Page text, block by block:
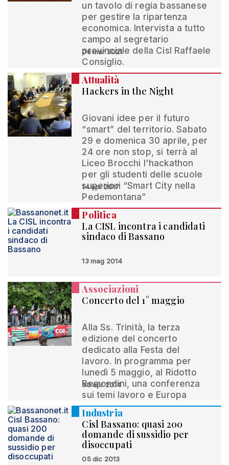
un tavolo di regia bassanese
per gestire la ripartenza
economica. Intervista a tutto
campo al segretario
provinciale della Cisl Raffaele
Consiglio.
06 mar 2021
Attualità
Hackers in the Night
Giovani idee per il futuro
“smart” del territorio. Sabato
29 e domenica 30 aprile, per
24 ore non stop, si terrà al
Liceo Brocchi l'hackathon
per gli studenti delle scuole
superiori “Smart City nella
Pedemontana”
14 apr 2017
Politica
La CISL incontra i candidati
sindaco di Bassano
13 mag 2014
Associazioni
Concerto del 1° maggio
Alla Ss. Trinità, la terza
edizione del concerto
dedicato alla Festa del
lavoro. In programma per
lunedì 5 maggio, al Ridotto
Remondini, una conferenza
sui temi lavoro e Europa
30 apr 2014
Industria
Cisl Bassano: quasi 200
domande di sussidio per
disoccupati
05 dic 2013